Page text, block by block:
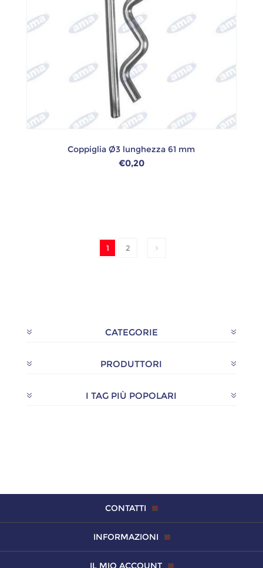
Coppiglia Ø3 lunghezza 61 mm
€0,20
1 2
CATEGORIE
PRODUTTORI
I TAG PIÙ POPOLARI
CONTATTI
INFORMAZIONI
IL MIO ACCOUNT